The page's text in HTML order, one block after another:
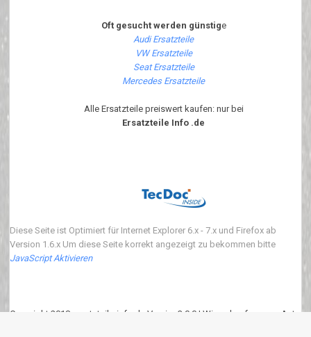
Oft gesucht werden günstige
Audi Ersatzteile
VW Ersatzteile
Seat Ersatzteile
Mercedes Ersatzteile
Alle Ersatzteile preiswert kaufen: nur bei
Ersatzteile Info .de
Diese Seite ist Optimiert für Internet Explorer 6.x - 7.x und Firefox ab
Version 1.6.x Um diese Seite korrekt angezeigt zu bekommen bitte
JavaScript Aktivieren
Copyright 2018 ersatzteile-info.de Version3.0.0 | Wir verkaufen neue Auto